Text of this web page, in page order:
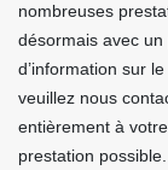
nombreuses
désormais avec
d’information sur
veuillez nous
entièrement à
prestation possible.